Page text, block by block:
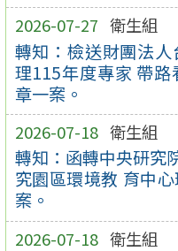
2026-07-27 衛生組
轉知：檢送財團法
理115年度專家 帶
章一案。
2026-07-18 衛生組
轉知：函轉中央研究
究園區環境教 育中
案。
2026-07-18 衛生組